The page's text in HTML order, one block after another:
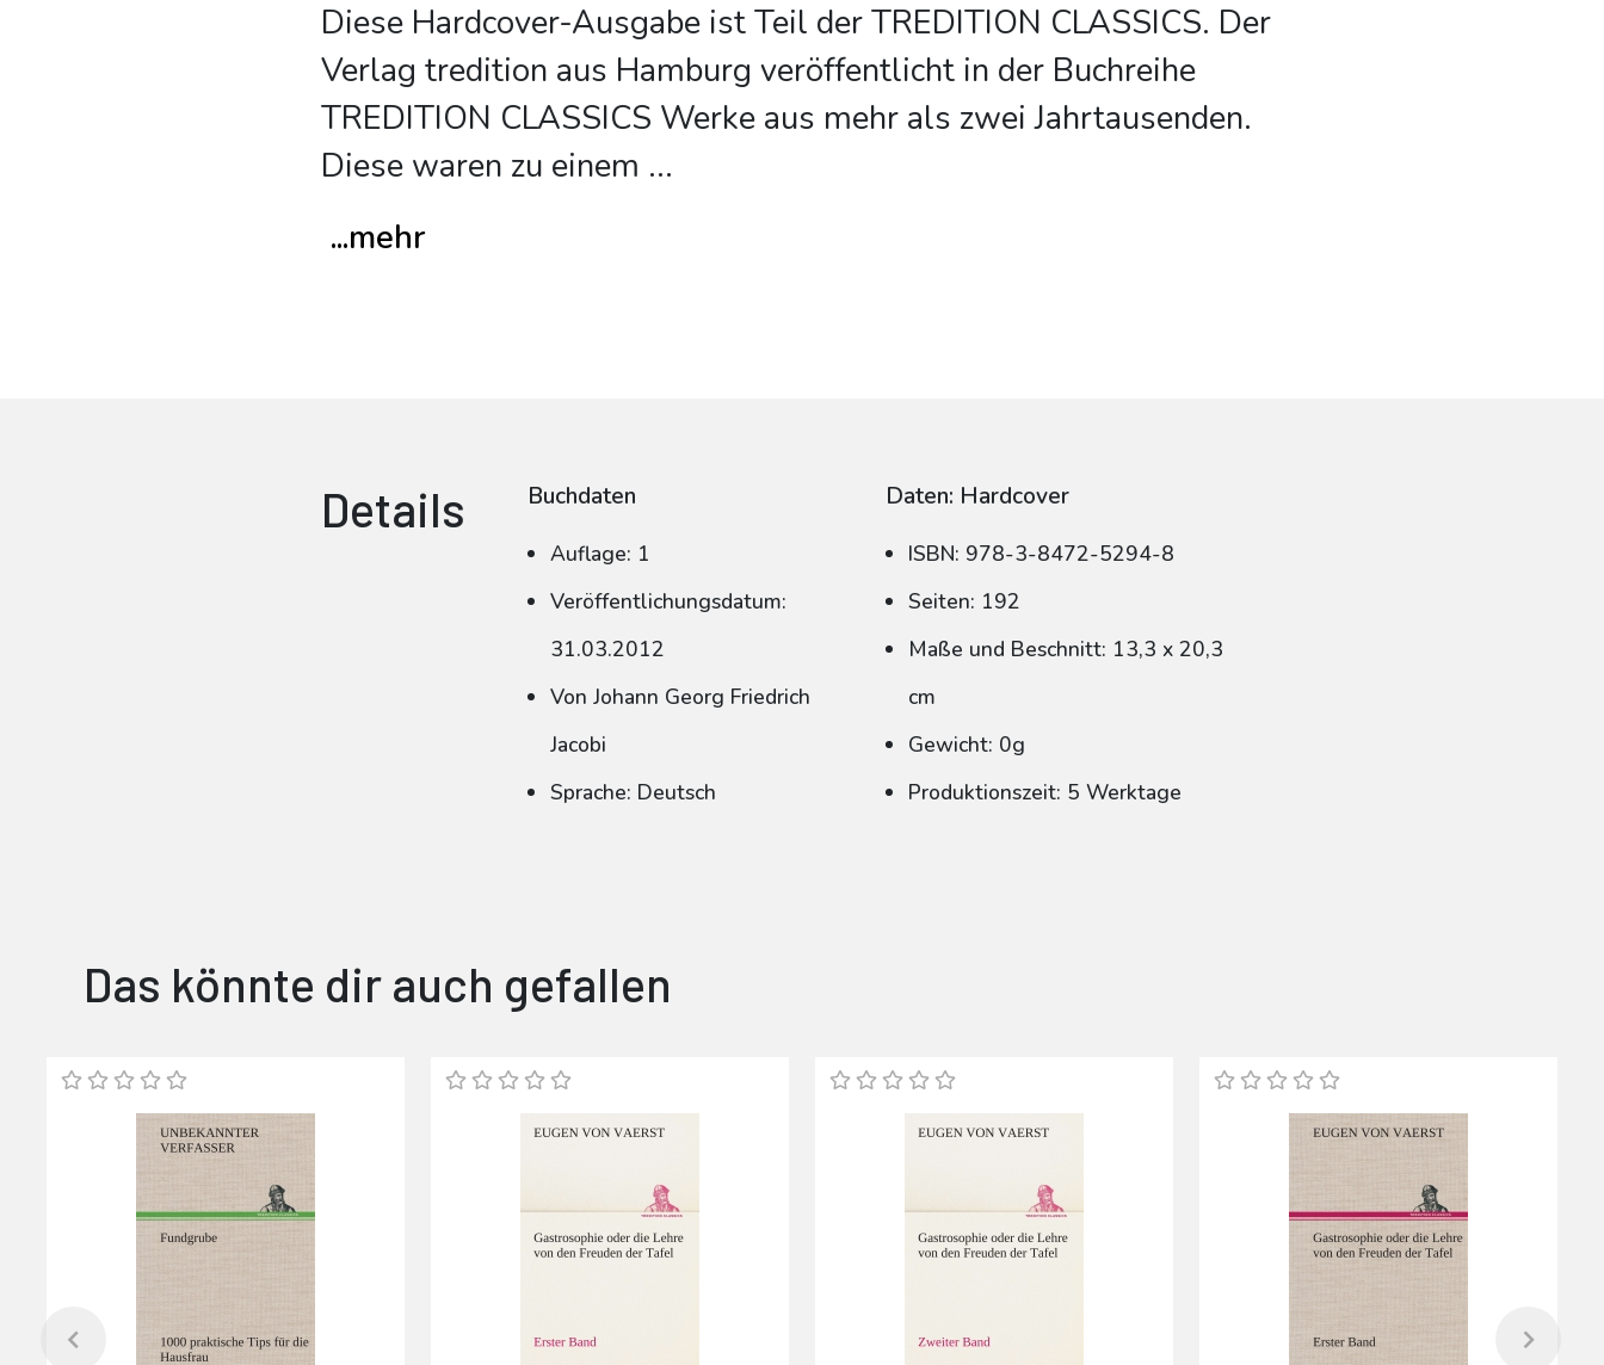
Diese Hardcover-Ausgabe ist Teil der TREDITION CLASSICS. Der
Verlag tredition aus Hamburg veröffentlicht in der Buchreihe
TREDITION CLASSICS Werke aus mehr als zwei Jahrtausenden.
Diese waren zu einem ...
...mehr
Details Buchdaten
Auflage: 1
Veröffentlichungsdatum:
31.03.2012
Von Johann Georg Friedrich
Jacobi
Sprache: Deutsch
Daten: Hardcover
ISBN: 978-3-8472-5294-8
Seiten: 192
Maße und Beschnitt: 13,3 x 20,3
cm
Gewicht: 0g
Produktionszeit: 5 Werktage
Das könnte dir auch gefallen